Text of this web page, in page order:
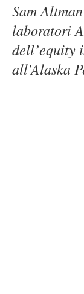
Sam
laboratori
dell’equity
all'Alaska